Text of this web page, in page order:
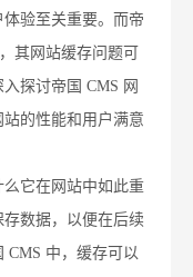
验至关重要。而帝
其网站缓存问题可
探讨帝国 CMS 网
的性能和用户满意
它在网站中如此重
数据，以便在后续
CMS 中，缓存可以